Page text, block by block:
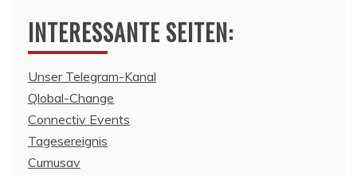
INTERESSANTE SEITEN:
Unser Telegram-Kanal
Qlobal-Change
Connectiv Events
Tagesereignis
Cumusav